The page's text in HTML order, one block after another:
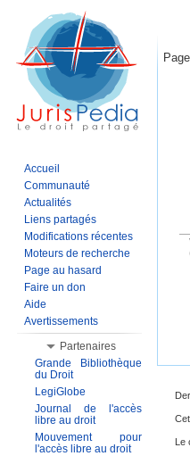
Accueil
Communauté
Actualités
Liens partagés
Modifications récentes
Moteurs de recherche
Page au hasard
Faire un don
Aide
Avertissements
Partenaires
Grande Bibliothèque
du Droit
LegiGlobe
Journal de l'accès
libre au droit
Mouvement pour
l'accès libre au droit
Le